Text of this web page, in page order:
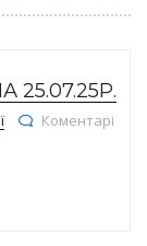
25.07.25Р.
Коментарі